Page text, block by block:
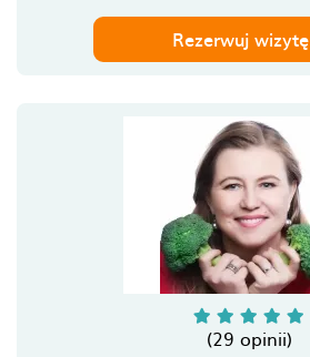
Rezerwuj wizytę
(29 opinii)